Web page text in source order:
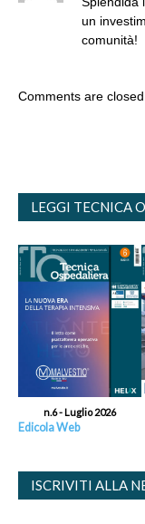
un
comunità!
Comments are closed.
LEGGI TECNICA
n.6 - Luglio 2026
Edicola Web
ISCRIVITI ALLA